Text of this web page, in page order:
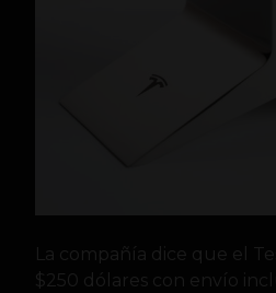
La compañía dice que el
$250 dólares con envío